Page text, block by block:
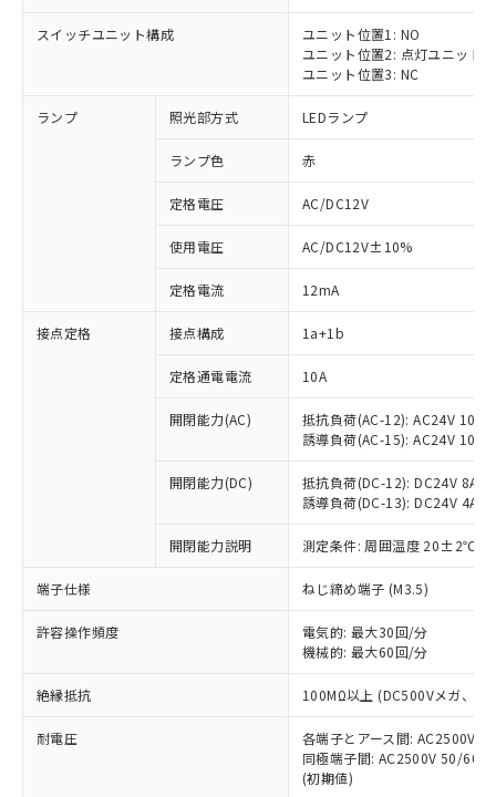
スイッチユニット構成
ユニット位置1: NO
ユニット位置2: 点灯ユニット
ユニット位置3: NC
ランプ 照光部方式 LEDランプ
ランプ色 赤
定格電圧 AC/DC12V
使用電圧 AC/DC12V±10%
定格電流 12mA
接点定格 接点構成 1a+1b
定格通電電流 10A
開閉能力(AC)
抵抗負荷(AC-12): AC24V 10A/
誘導負荷(AC-15): AC24V
開閉能力(DC)
抵抗負荷(DC-12): DC24V 8A/
誘導負荷(DC-13): DC24V 4A/
開閉能力説明 測定条件: 周囲温度 20±2℃、
端子仕様 ねじ締め端子 (M3.5)
許容操作頻度
電気的: 最大30回/分
機械的: 最大60回/分
絶縁抵抗 100MΩ以上 (DC500Vメガ、点
耐電圧
各端子とアース間: AC2500V
同極端子間: AC2500V 50/
(初期値)
ご利用条件
ご利用ください。
本サービスは、当社制御機器事業取扱
商品の当社在庫状況および標準価格
(税抜)を提供させていただくもので
当社制御機器事業取扱商品の中には、
本サービスの対象外となる商品もある
ことをご了承ください。
在庫状況および標準価格照会結果は、
対応済み：EU RoHS指令（10物質）の
非含有に対応した製品が提供可能な商品で
対応予定：EU RoHS指令（10物質）の非含
有に対応した製品に切り替える予定のある
対応予定なし：EU RoHS指令（10物質）の
非含有に非対応の商品で、対応品を出す予
定はありません。
調査・確認中：EU RoHS指令（10物質）の
非含有の対応状況を調査中または確認中の
害物質有無と関係のない商品です。
仕入先様の事情により、非含有部品として
いたものが、含有品と判明した場合などや
むを得ず変更することがあります。
※1 中国RoHS○×表
「○」：最大均質材料含有率が中国RoHSの
基準値以下であることを示します。
「×」：最大均質材料含有率が中国RoHSの
基準値を超えていることを示します。
「－」：未確認です。当社販売部門へお問
当社は、これら貴社製品のうち、外国
為替および外国貿易法に定める商品